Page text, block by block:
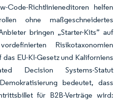
Code-Richtlinieneditoren helfen
ohne maßgeschneidertes
bringen „Starter-Kits” auf
Risikotaxonomien
EU-KI-Gesetz und Kaliforniens
Decision Systems-Statut
bedeutet, dass
für B2B-Verträge wird: